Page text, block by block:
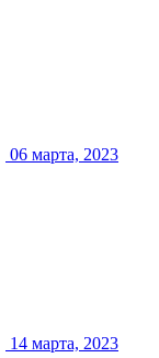
06 марта, 2023
14 марта, 2023